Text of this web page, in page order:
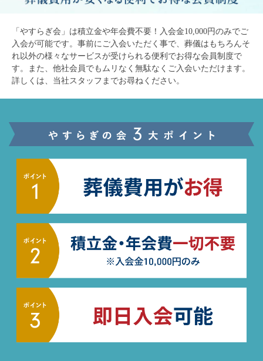
「やすらぎ会」は積立金や年会費不要！入会金10,000円のみでご
入会が可能です。 事前にご入会いただく事で、葬儀はもちろんそ
れ以外の様々なサービスが受けられる便利でお得な会員制度で
す。
また、他社会員でもムリなく無駄なくご入会いただけます。
詳しくは、当社スタッフまでお尋ねください。